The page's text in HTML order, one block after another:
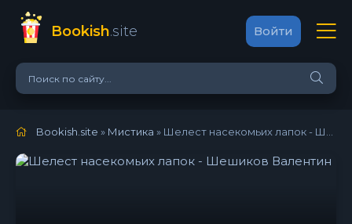
Bookish.site Войти
Bookish.site » Мистика » Шелест насекомьих лапок - Шешиков Валентин